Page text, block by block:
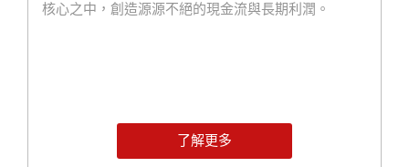
核心之中，創造源源不絕的現金流與長期利潤。
了解更多